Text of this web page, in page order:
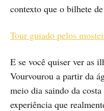
contexto que o bilhete
Tour guiado pelos
E se você quiser ver as
Vourvourou a partir da
meio dia saindo da
experiência que